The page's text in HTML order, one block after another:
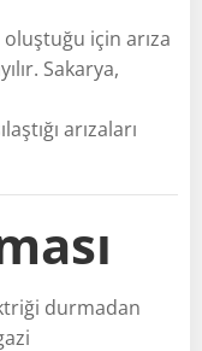
için arıza
Sakarya,
arızaları
durmadan